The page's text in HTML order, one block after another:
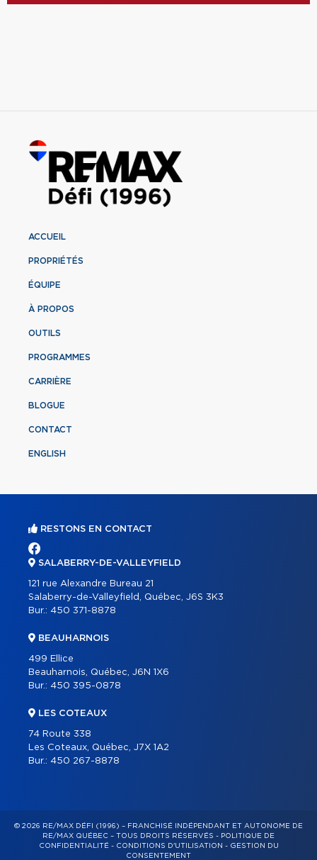
ACCUEIL
PROPRIÉTÉS
ÉQUIPE
À PROPOS
OUTILS
PROGRAMMES
CARRIÈRE
BLOGUE
CONTACT
ENGLISH
RESTONS EN CONTACT
SALABERRY-DE-VALLEYFIELD
121 rue Alexandre Bureau 21
Salaberry-de-Valleyfield, Québec, J6S 3K3
Bur.: 450 371-8878
BEAUHARNOIS
499 Ellice
Beauharnois, Québec, J6N 1X6
Bur.: 450 395-0878
LES COTEAUX
74 Route 338
Les Coteaux, Québec, J7X 1A2
Bur.: 450 267-8878
© 2026 RE/MAX DÉFI (1996) – FRANCHISÉ INDÉPENDANT ET AUTONOME DE
RE/MAX QUÉBEC – TOUS DROITS RÉSERVÉS - POLITIQUE DE
CONFIDENTIALITÉ- CONDITIONS D'UTILISATION - GESTION DU
CONSENTEMENT